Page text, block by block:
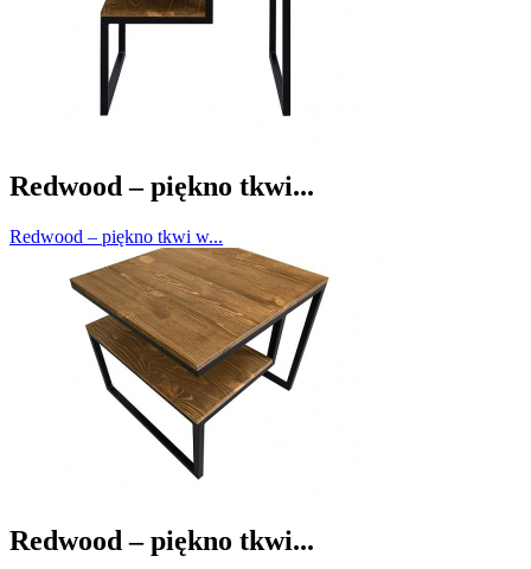
Redwood – piękno tkwi...
Redwood – piękno tkwi w...
Redwood – piękno tkwi...